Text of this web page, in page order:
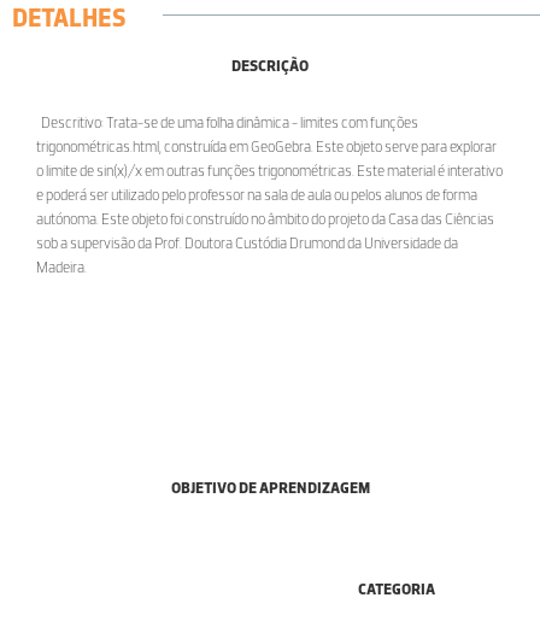
DETALHES
DESCRIÇÃO
Descritivo: Trata-se de uma folha dinâmica - limites com funções
trigonométricas.html, construída em GeoGebra. Este objeto serve para explorar
o limite de sin(x)/x em outras funções trigonométricas. Este material é interativo
e poderá ser utilizado pelo professor na sala de aula ou pelos alunos de forma
autónoma. Este objeto foi construído no âmbito do projeto da Casa das Ciências
sob a supervisão da Prof. Doutora Custódia Drumond da Universidade da
Madeira.
OBJETIVO DE APRENDIZAGEM
CATEGORIA